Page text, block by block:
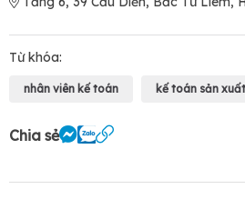
Từ khóa:
nhân viên kế toán kế toán sản xuất
Chia sẻ